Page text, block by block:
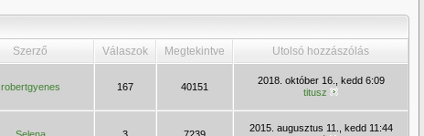
Szerző Válaszok Megtekintve Utolsó hozzászólás
robertgyenes 167 40151
2018. október 16., kedd 6:09
titusz
2015. augusztus 11., kedd 11:44